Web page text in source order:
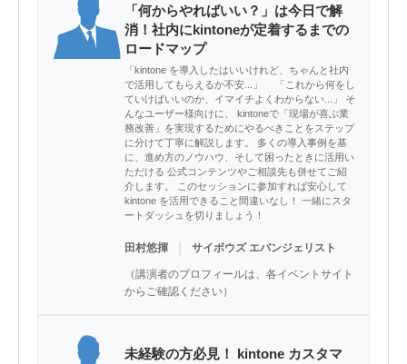
「何からやればいい？」は今日で解
消！社内にkintoneが定着するまでの
ロードマップ
「kintone を導入したはいいけれど、ちゃんと社内
で活用してもらえるか不安...」 「これから何をし
ていけばいいのか、イマイチよくわからない...」 そ
んなユーザー様向けに、 kintoneで「現場が喜ぶ業
務改善」を実現するためにやるべきことをステップ
に分けて丁寧に解説します。 多くの導入事例を基
に、進め方のノウハウ、そして困ったときに活用い
ただける 公式コンテンツやご相談先も併せてご紹
介します。 このセッションに参加すれば安心して
kintone を活用できること間違いなし！ 一緒にスタ
ートダッシュを切りましょう！
田村悠揮 サイボウズ エバンジェリスト
（講演者のプロフィールは、各イベントサイト
からご確認ください）
未経験の方必見！ kintone カスタマ